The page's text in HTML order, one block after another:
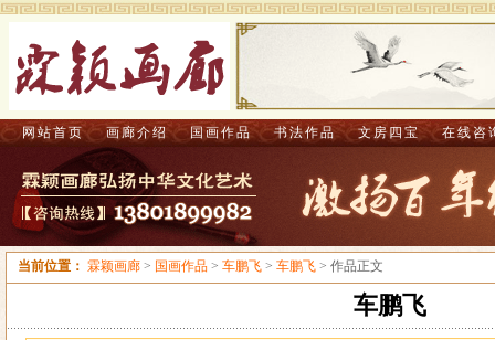
网站首页 画廊介绍 国画作品 书法作品 文房四宝 在线咨
当前位置： 霖颖画廊 > 国画作品 > 车鹏飞 > 车鹏飞 > 作品正文
车鹏飞